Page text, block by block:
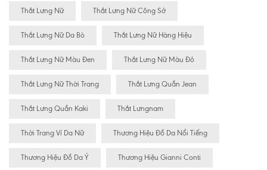
Thắt Lưng Nữ Thắt Lưng Nữ Công Sở
Thắt Lưng Nữ Da Bò Thắt Lưng Nữ Hàng Hiệu
Thắt Lưng Nữ Màu Đen Thắt Lưng Nữ Màu Đỏ
Thắt Lưng Nữ Thời Trang Thắt Lưng Quần Jean
Thắt Lưng Quần Kaki Thắt Lưngnam
Thời Trang Ví Da Nữ Thương Hiệu Đồ Da Nổi Tiếng
Thương Hiệu Đồ Da Ý Thương Hiệu Gianni Conti